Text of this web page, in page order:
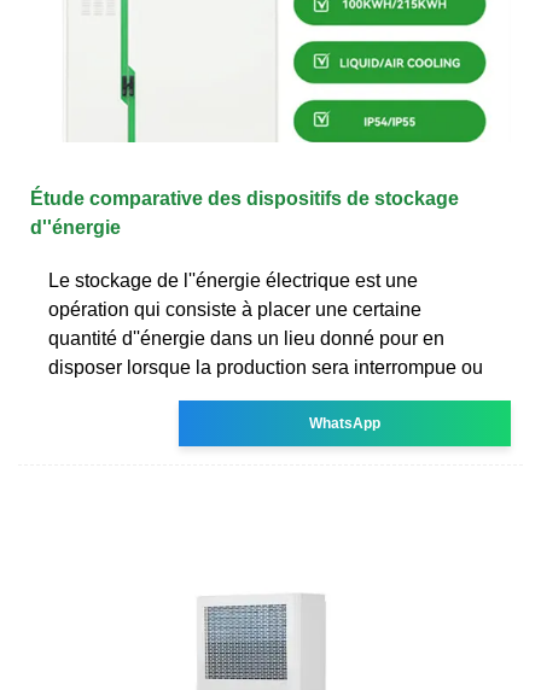
Étude comparative des dispositifs de stockage
d''énergie
Le stockage de l''énergie électrique est une
opération qui consiste à placer une certaine
quantité d''énergie dans un lieu donné pour en
disposer lorsque la production sera interrompue ou
WhatsApp